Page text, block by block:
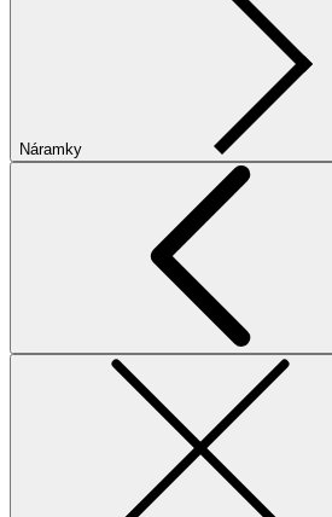
Náramky